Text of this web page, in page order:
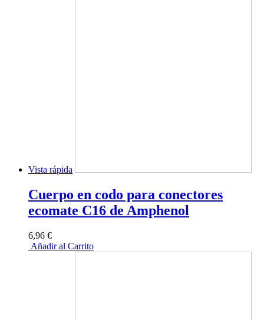
Vista rápida
Cuerpo en codo para conectores
ecomate C16 de Amphenol
6,96 €
Añadir al Carrito